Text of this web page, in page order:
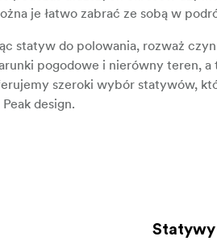
je łatwo zabrać ze sobą w
statyw do polowania, rozważ
pogodowe i nierówny teren,
szeroki wybór statywów,
design.
Statywy